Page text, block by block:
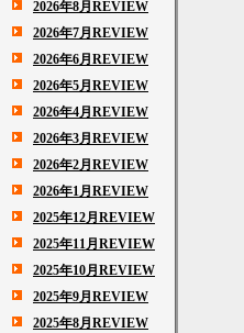
2026年8月REVIEW
2026年7月REVIEW
2026年6月REVIEW
2026年5月REVIEW
2026年4月REVIEW
2026年3月REVIEW
2026年2月REVIEW
2026年1月REVIEW
2025年12月REVIEW
2025年11月REVIEW
2025年10月REVIEW
2025年9月REVIEW
2025年8月REVIEW